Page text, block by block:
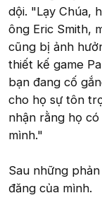
dội. "Lạy Chúa,
ông Eric Smith,
cũng bị ảnh
thiết kế game
bạn đang cố
cho họ sự tôn
nhận rằng họ
mình."
Sau những
đăng của mình.